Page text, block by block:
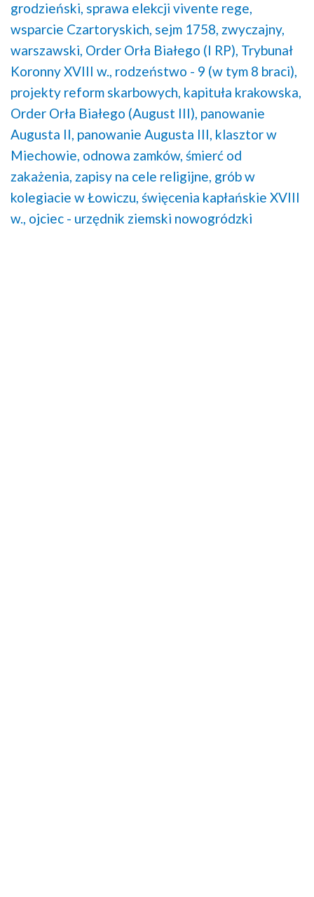
grodzieński, sprawa elekcji vivente rege,
wsparcie Czartoryskich, sejm 1758, zwyczajny,
warszawski, Order Orła Białego (I RP), Trybunał
Koronny XVIII w., rodzeństwo - 9 (w tym 8 braci),
projekty reform skarbowych, kapituła krakowska,
Order Orła Białego (August III), panowanie
Augusta II, panowanie Augusta III, klasztor w
Miechowie, odnowa zamków, śmierć od
zakażenia, zapisy na cele religijne, grób w
kolegiacie w Łowiczu, święcenia kapłańskie XVIII
w., ojciec - urzędnik ziemski nowogródzki